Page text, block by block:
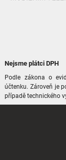
Nejsme plátci DPH
Podle zákona o
účtenku. Zároveň je
případě technického